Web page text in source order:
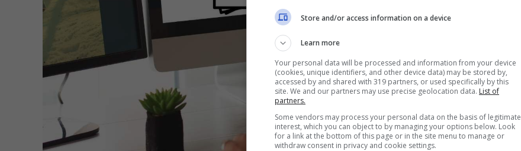
Store and/or access information on a device
Learn more
Your personal data will be processed and information from your device
(cookies, unique identifiers, and other device data) may be stored by,
accessed by and shared with 319 partners, or used specifically by this
site. We and our partners may use precise geolocation data. List of
partners.
Some vendors may process your personal data on the basis of legitimate
interest, which you can object to by managing your options below. Look
for a link at the bottom of this page or in the site menu to manage or
withdraw consent in privacy and cookie settings.